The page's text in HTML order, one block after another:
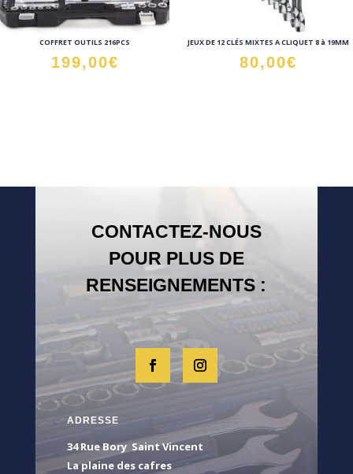
COFFRET OUTILS 216PCS
199,00€
JEUX DE 12 CLÉS MIXTES A CLIQUET 8 à 19MM
80,00€
CONTACTEZ-NOUS
POUR PLUS DE
RENSEIGNEMENTS :
ADRESSE
34 Rue Bory Saint Vincent
La plaine des cafres